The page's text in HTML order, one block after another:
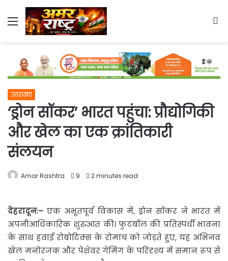
Menu
उत्तराखंड
‘ड्रोन सॉकर’ भारत पहुंचा: प्रौद्योगिकी
और खेल का एक क्रांतिकारी
संलयन
Amar Rashtra 9 2 minutes read
देहरादून:– एक अभूतपूर्व विकास में, ड्रोन सॉकर ने भारत में
अपनीआधिकारिक शुरुआत की। फुटबॉल की प्रतिस्पर्धी भावना
के साथ हवाई रोबोटिक्स के रोमांच को जोड़ते हुए, यह अभिनव
खेल मनोरंजक और पेशेवर गेमिंग के परिदृश्य में समान रूप से